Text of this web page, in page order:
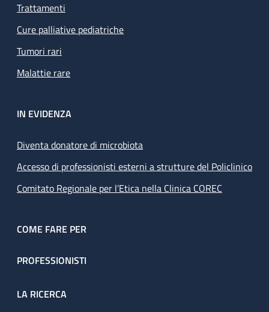
Trattamenti
Cure palliative pediatriche
Tumori rari
Malattie rare
IN EVIDENZA
Diventa donatore di microbiota
Accesso di professionisti esterni a strutture del Policlinico
Comitato Regionale per l’Etica nella Clinica COREC
COME FARE PER
PROFESSIONISTI
LA RICERCA